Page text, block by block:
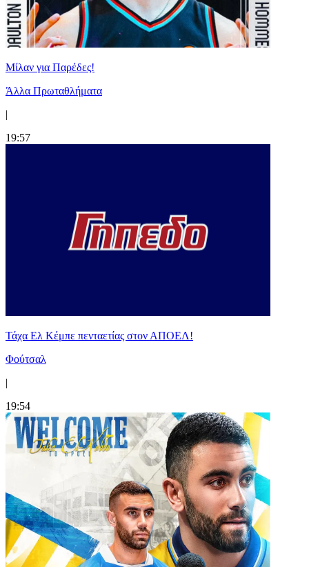
Μίλαν για Παρέδες!
Άλλα Πρωταθλήματα
|
19:57
Τάχα Ελ Κέμπε πενταετίας στον ΑΠΟΕΛ!
Φούτσαλ
|
19:54